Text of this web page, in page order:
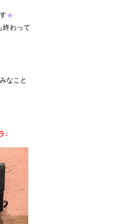
★
終わって
なこと
↓